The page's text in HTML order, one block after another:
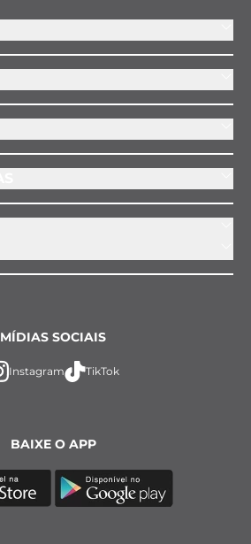
BAIXE O APP
MÍDIAS SOCIAIS
Instagram TikTok